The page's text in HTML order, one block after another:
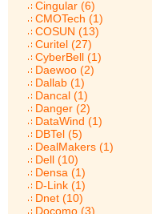
Cingular (6)
CMOTech (1)
COSUN (13)
Curitel (27)
CyberBell (1)
Daewoo (2)
Dallab (1)
Dancal (1)
Danger (2)
DataWind (1)
DBTel (5)
DealMakers (1)
Dell (10)
Densa (1)
D-Link (1)
Dnet (10)
Docomo (3)